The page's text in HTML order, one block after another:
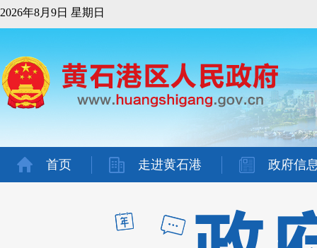
2026年8月9日 星期日
首页 走进黄石港 政府信